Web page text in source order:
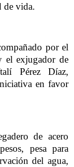
de vida.
por el
el exjugador de
Pérez Díaz,
en favor
de acero
pesa para
del agua,